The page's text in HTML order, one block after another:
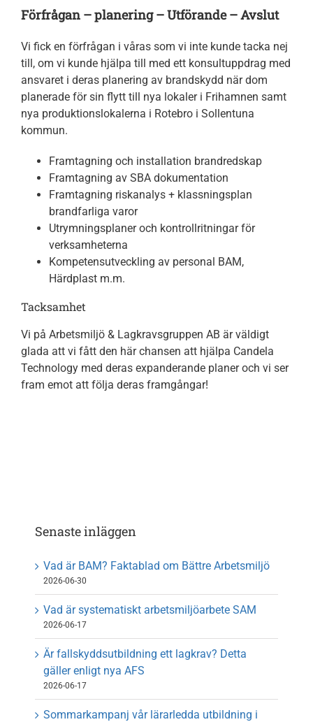
Förfrågan – planering – Utförande – Avslut
Vi fick en förfrågan i våras som vi inte kunde tacka nej
till, om vi kunde hjälpa till med ett konsultuppdrag med
ansvaret i deras planering av brandskydd när dom
planerade för sin flytt till nya lokaler i Frihamnen samt
nya produktionslokalerna i Rotebro i Sollentuna
kommun.
Framtagning och installation brandredskap
Framtagning av SBA dokumentation
Framtagning riskanalys + klassningsplan
brandfarliga varor
Utrymningsplaner och kontrollritningar för
verksamheterna
Kompetensutveckling av personal BAM,
Härdplast m.m.
Tacksamhet
Vi på Arbetsmiljö & Lagkravsgruppen AB är väldigt
glada att vi fått den här chansen att hjälpa Candela
Technology med deras expanderande planer och vi ser
fram emot att följa deras framgångar!
Senaste inläggen
Vad är BAM? Faktablad om Bättre Arbetsmiljö
2026-06-30
Vad är systematiskt arbetsmiljöarbete SAM
2026-06-17
Är fallskyddsutbildning ett lagkrav? Detta
gäller enligt nya AFS
2026-06-17
Sommarkampanj vår lärarledda utbildning i